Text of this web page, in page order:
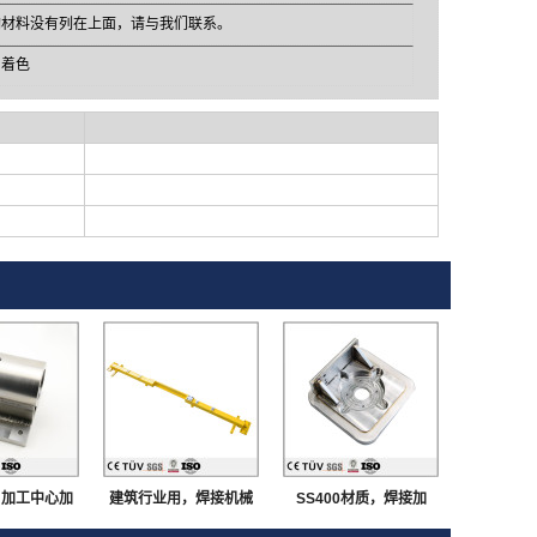
料没有列在上面，请与我们联系。
色
工中心加 建筑行业用，焊接机械 SS400材质，焊接加